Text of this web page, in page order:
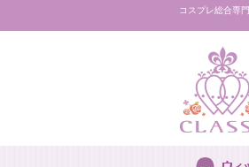
コスプレ総合専